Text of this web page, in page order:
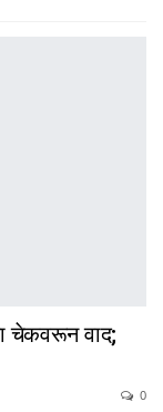
चेकवरून वाद;
0